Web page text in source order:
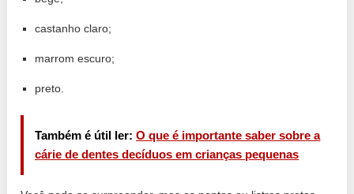
castanho claro;
marrom escuro;
preto.
Também é útil ler:O que é importante saber sobre a
cárie de dentes decíduos em crianças pequenas